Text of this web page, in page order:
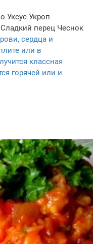
Уксус Укроп
Сладкий перец Чеснок
сердца и
или в
классная
горячей или и